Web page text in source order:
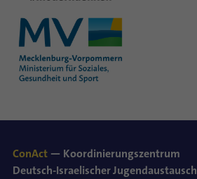
ConAct — Koordinierungszentrum
Deutsch-Israelischer Jugendaustausch